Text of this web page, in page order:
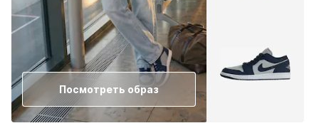
Посмотреть образ